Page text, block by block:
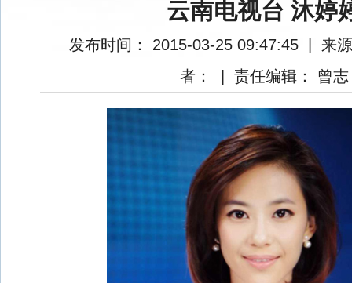
云南电视台 沐婷
发布时间： 2015-03-25 09:47:45
来
者：
责任编辑： 曾志